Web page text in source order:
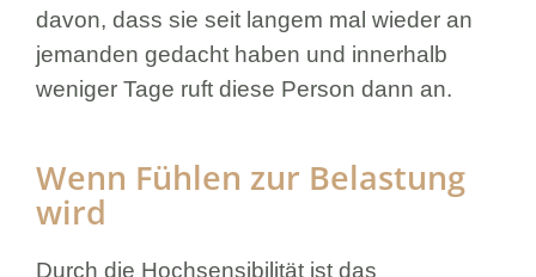
davon, dass sie seit langem mal wieder an
jemanden gedacht haben und innerhalb
weniger Tage ruft diese Person dann an.
Wenn Fühlen zur Belastung
wird
Durch die Hochsensibilität ist das